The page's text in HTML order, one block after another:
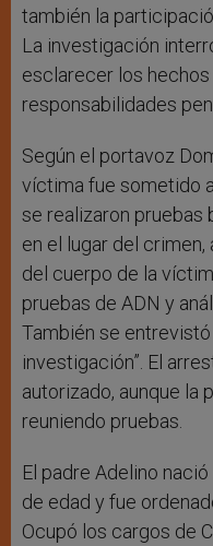
también la
La investigación
esclarecer los
responsabilidades
Según el portavoz
víctima fue sometido
se realizaron pruebas
en el lugar del
del cuerpo de la
pruebas de ADN y
También se
investigación”. El
autorizado, aunque la
reuniendo pruebas.
El padre Adelino
de edad y fue
Ocupó los cargos de